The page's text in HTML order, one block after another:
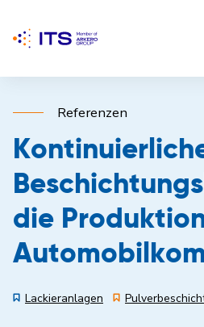
Referenzen
die
Lackieranlagen